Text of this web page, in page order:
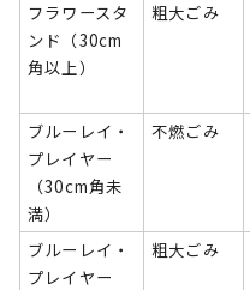
フラワースタ
ンド（30cm
角以上）
粗大ごみ
ブルーレイ・
プレイヤー
（30cm角未
満）
不燃ごみ
ブルーレイ・
プレイヤー
粗大ごみ